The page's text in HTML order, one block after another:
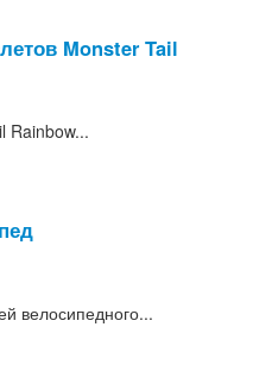
Monster Tail
Rainbow...
велосипедного...